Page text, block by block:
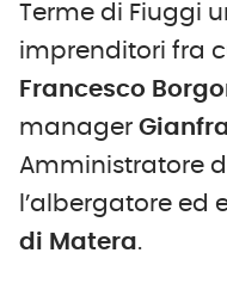
Terme di Fiuggi
imprenditori fra
Francesco
manager
Amministratore
l’albergatore ed
di Matera.